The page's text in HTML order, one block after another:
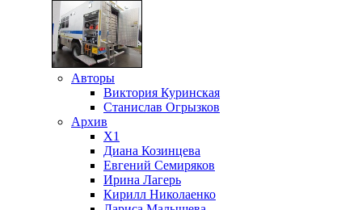
Авторы
Виктория Куринская
Станислав Огрызков
Архив
X1
Диана Козинцева
Евгений Семиряков
Ирина Лагерь
Кирилл Николаенко